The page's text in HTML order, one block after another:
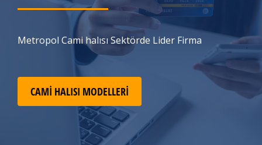
Metropol Cami halısı Sektörde Lider Firma
CAMI HALISI MODELLERI